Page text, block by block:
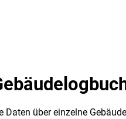
Daten über einzelne